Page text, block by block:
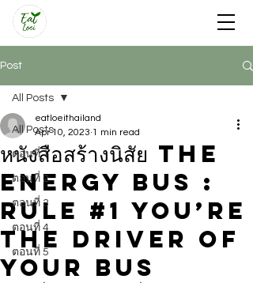
Post
All Posts
ตอนที่ 1
ตอนที่ 2
ตอนที่ 3
ตอนที่ 4
ตอนที่ 5
All Posts
หนังสือสร้างนิสัย The
Energy Bus :
Rule #1 You’re
the Driver of
Your Bus
eatloeithailand
Apr 10, 2023 1 min read